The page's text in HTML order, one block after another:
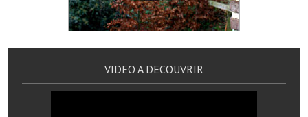
Le conseil départemental
Services publics intercommunaux
VIDEO A DECOUVRIR